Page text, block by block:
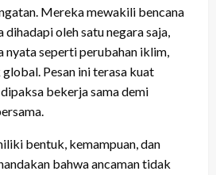
Mereka mewakili bencana
oleh satu negara saja,
nyata seperti perubahan iklim,
Pesan ini terasa kuat
bekerja sama demi
bentuk, kemampuan, dan
bahwa ancaman tidak